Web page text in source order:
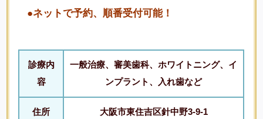
●ネットで予約、順番受付可能！
診療内
容
一般治療、審美歯科、ホワイトニング、イ
ンプラント、入れ歯など
住所 大阪市東住吉区針中野3-9-1